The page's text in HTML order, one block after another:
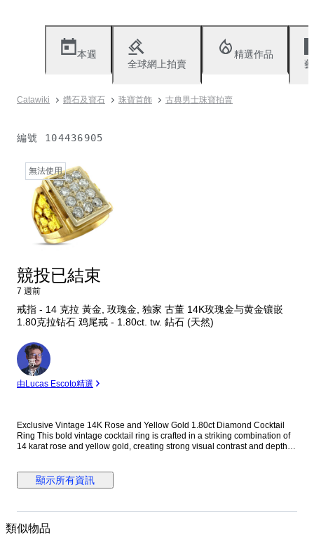
本週
全球網上拍賣
精選作品
Catawiki 鑽石及寶石 珠寶首飾 古典男士珠寶拍賣
編號 104436905
無法使用
競投已結束
7 週前
戒指 - 14 克拉 黃金, 玫瑰金, 独家 古董 14K玫瑰金与黄金镶嵌
1.80克拉钻石 鸡尾戒 - 1.80ct. tw. 鉆石 (天然)
專
家
由Lucas Escoto精選
Exclusive Vintage 14K Rose and Yellow Gold 1.80ct Diamond Cocktail
Ring This bold vintage cocktail ring is crafted in a striking combination of
14 karat rose and yellow gold, creating strong visual contrast and depth.
overwhelming the architectural form. Its solid gold weight and balanced
proportions make it a confident statement piece suitable for both men and
Carat Weight: 1.80 carats, 12 stones Weight: 23.0 grams Size: EU 63 / US
Worldwide, Estimated 2 to 3 Business Day Transit Time, Fully Insured.
顯示所有資訊
類似物品